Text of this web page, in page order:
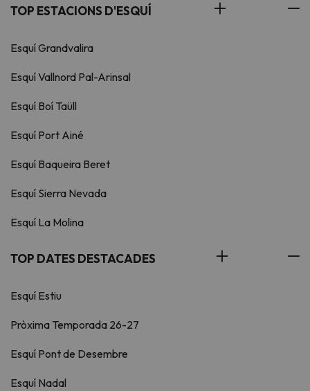
TOP ESTACIONS D'ESQUÍ
Esquí Grandvalira
Esquí Vallnord Pal-Arinsal
Esquí Boí Taüll
Esquí Port Ainé
Esquí Baqueira Beret
Esquí Sierra Nevada
Esquí La Molina
TOP DATES DESTACADES
Esquí Estiu
Pròxima Temporada 26-27
Esquí Pont de Desembre
Esquí Nadal